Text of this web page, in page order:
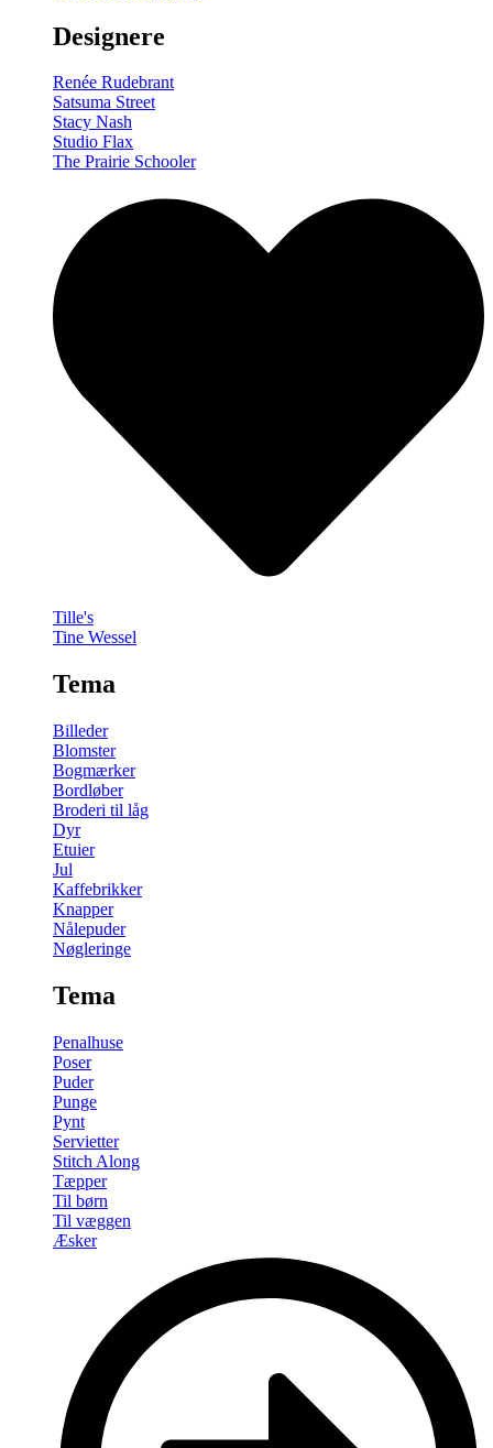
Designere
Renée Rudebrant
Satsuma Street
Stacy Nash
Studio Flax
The Prairie Schooler
Tille's
Tine Wessel
Tema
Billeder
Blomster
Bogmærker
Bordløber
Broderi til låg
Dyr
Etuier
Jul
Kaffebrikker
Knapper
Nålepuder
Nøgleringe
Tema
Penalhuse
Poser
Puder
Punge
Pynt
Servietter
Stitch Along
Tæpper
Til børn
Til væggen
Æsker